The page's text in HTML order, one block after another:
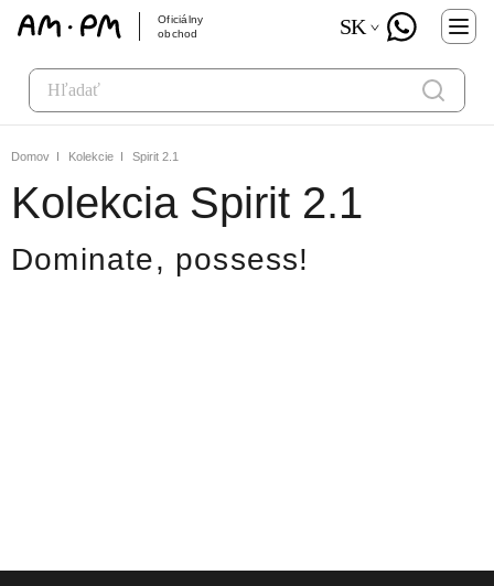
Oficiálny
obchod
SK
Domov Kolekcie Spirit 2.1
Kolekcia Spirit 2.1
Dominate, possess!